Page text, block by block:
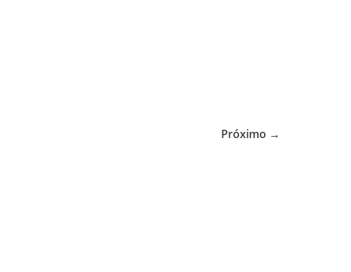
Próximo →